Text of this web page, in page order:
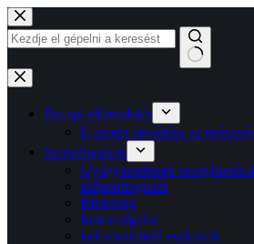
Ugrás
a
tartalomra
Nincs
találat
Recept előrendelés
E-recept beváltása az
Szolgáltatások
Gyógyszerészeti
időpontfoglalás
Blistering
futárszolgálat
kölcsönözhető eszközök